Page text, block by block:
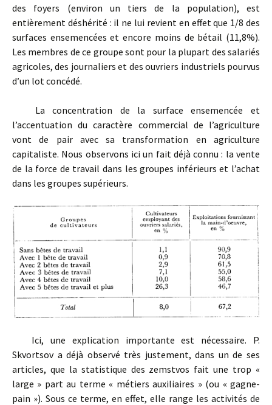
des foyers (environ un tiers de la population), est
entièrement déshérité : il ne lui revient en effet que 1/8 des
surfaces ensemencées et encore moins de bétail (11,8%).
Les membres de ce groupe sont pour la plupart des salariés
agricoles, des journaliers et des ouvriers industriels pourvus
d’un lot concédé.
La concentration de la surface ensemencée et
l’accentuation du caractère commercial de l’agriculture
vont de pair avec sa transformation en agriculture
capitaliste. Nous observons ici un fait déjà connu : la vente
de la force de travail dans les groupes inférieurs et l’achat
dans les groupes supérieurs.
Ici, une explication importante est nécessaire. P.
Skvortsov a déjà observé très justement, dans un de ses
articles, que la statistique des zemstvos fait une trop «
large » part au terme « métiers auxiliaires » (ou « gagne-
pain »). Sous ce terme, en effet, elle range les activités de